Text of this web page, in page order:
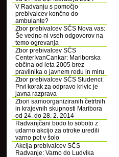
V Radvanju s pomočjo
prebivalcev končno do
ambulante?
Zbor prebivalcev SČS Nova vas:
Še vedno ni vseh odgovorov na
temo ogrevanja
Zbor prebivalcev SČS
CenterIvanCankar: Mariborska
občina od leta 2005 brez
pravilnika o javnem redu in miru
Zbor prebivalcev SČS Studenci:
Prvi korak za odpravo krivic je
javna razprava
Zbori samoorganiziranih četrtnih
in krajevnih skupnosti Maribora
od 24. do 28. 2. 2014
Radvanjčani bodo to soboto z
udarno akcijo za otroke uredili
varno pot v šolo
Akcija prebivalcev SČS
Radvanje: Varno do Ludvika